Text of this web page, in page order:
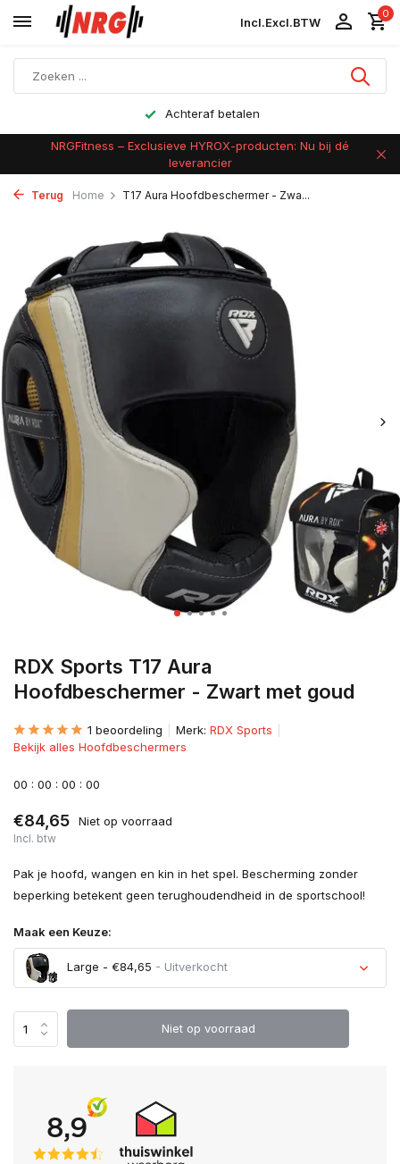
Incl.Excl.BTW
0
Achteraf betalen
NRGFitness – Exclusieve HYROX-producten: Nu bij dé
leverancier
Terug Home T17 Aura Hoofdbeschermer - Zwa...
RDX Sports T17 Aura
Hoofdbeschermer - Zwart met goud
1 beoordeling Merk: RDX Sports
Bekijk alles Hoofdbeschermers
00 : 00 : 00 : 00
€84,65 Niet op voorraad
Incl. btw
Pak je hoofd, wangen en kin in het spel. Bescherming zonder
beperking betekent geen terughoudendheid in de sportschool!
Maak een Keuze:
Large - €84,65 - Uitverkocht
Niet op voorraad